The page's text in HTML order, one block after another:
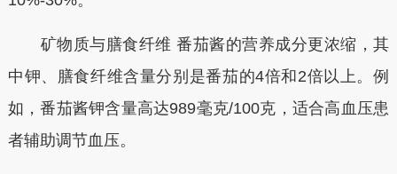
矿物质与膳食纤维 番茄酱的营养成分更浓缩，其
中钾、膳食纤维含量分别是番茄的4倍和2倍以上。例
如，番茄酱钾含量高达989毫克/100克，适合高血压患
者辅助调节血压。